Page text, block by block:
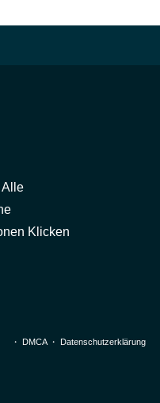
Alle
Klicken
・ DMCA・ Datenschutzerklärung